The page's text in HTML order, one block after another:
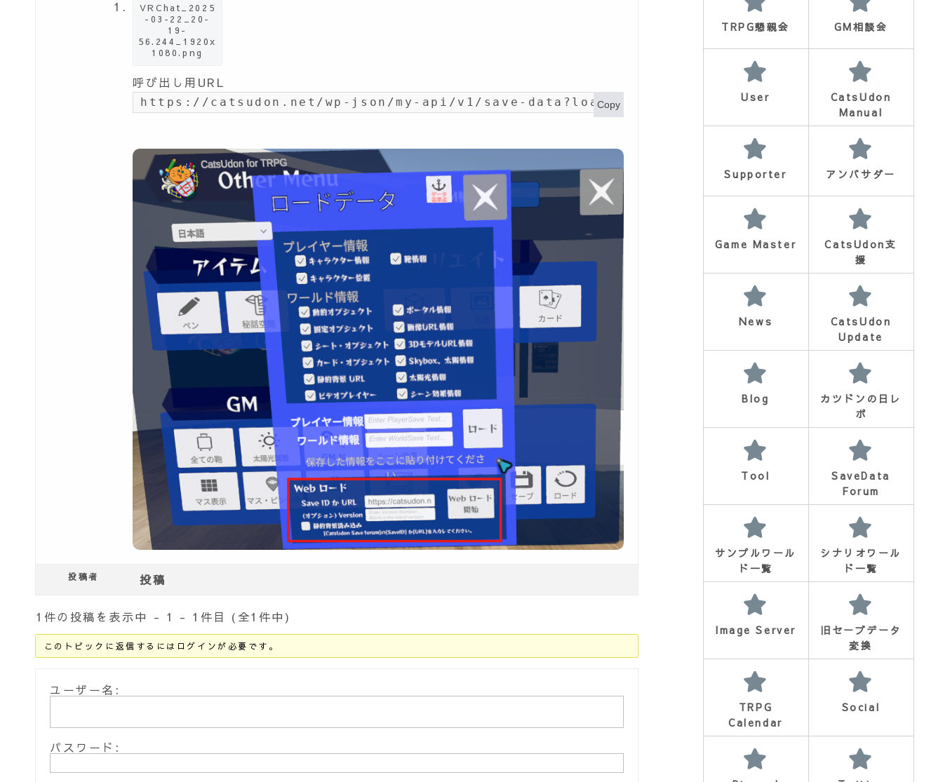
VRChat_2025
-03-22_20-
19-
56.244_1920x
1080.png
呼び出し用URL
https://catsudon.net/wp-json/my-api/v1/save-data?load_id=983
Copy
投稿者 投稿
1件の投稿を表示中 - 1 - 1件目 (全1件中)
このトピックに返信するにはログインが必要です。
ユーザー名:
パスワード:
TRPG懇親会 GM相談会
User
CatsUdon
Manual
Supporter アンバサダー
Game Master
CatsUdon支
援
News
CatsUdon
Update
Blog
カツドンの日レ
ポ
Tool
SaveData
Forum
サンプルワール
ド一覧
シナリオワール
ド一覧
Image Server
旧セーブデータ
変換
TRPG
Calendar
Social